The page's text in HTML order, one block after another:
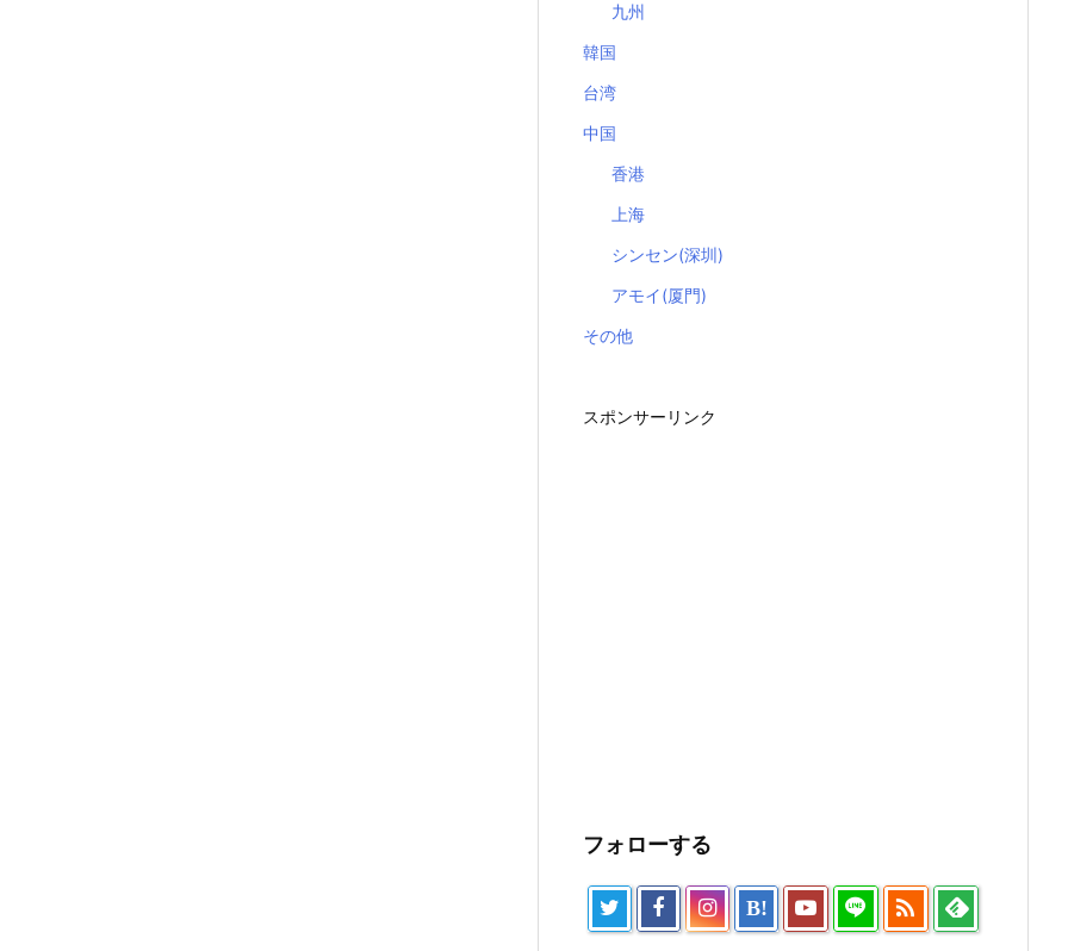
九州
韓国
台湾
中国
香港
上海
シンセン(深圳)
アモイ(厦門)
その他
スポンサーリンク
フォローする
B! 